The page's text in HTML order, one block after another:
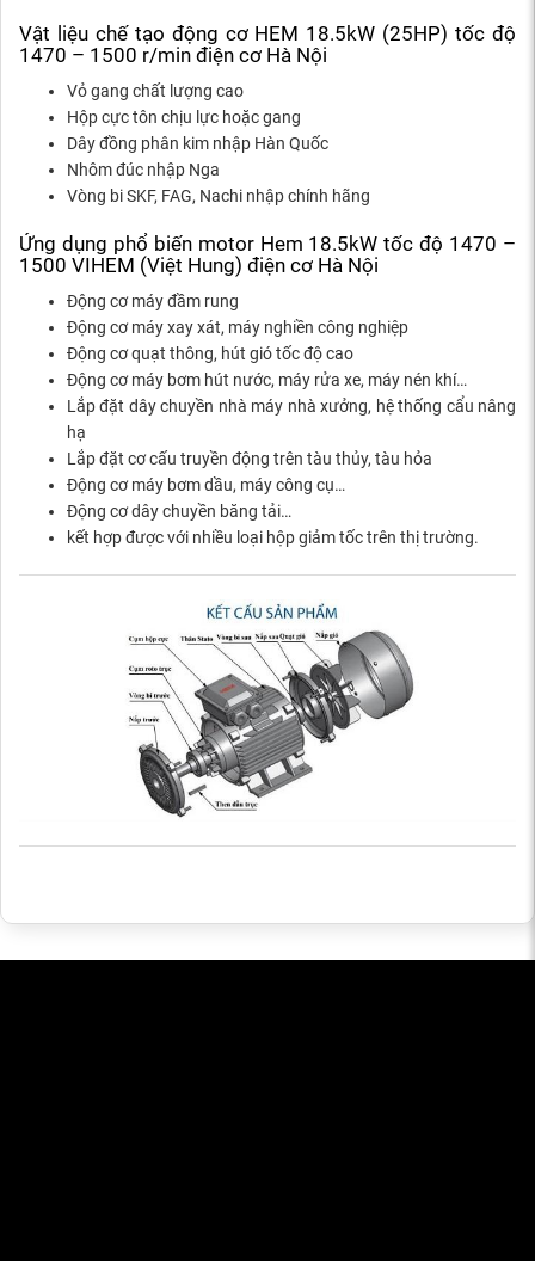
Vật liệu chế tạo động cơ HEM 18.5kW (25HP) tốc độ
1470 – 1500 r/min điện cơ Hà Nội
Vỏ gang chất lượng cao
Hộp cực tôn chịu lực hoặc gang
Dây đồng phân kim nhập Hàn Quốc
Nhôm đúc nhập Nga
Vòng bi SKF, FAG, Nachi nhập chính hãng
Ứng dụng phổ biến motor Hem 18.5kW tốc độ 1470 –
1500 VIHEM (Việt Hung) điện cơ Hà Nội
Động cơ máy đầm rung
Động cơ máy xay xát, máy nghiền công nghiệp
Động cơ quạt thông, hút gió tốc độ cao
Động cơ máy bơm hút nước, máy rửa xe, máy nén khí…
Lắp đặt dây chuyền nhà máy nhà xưởng, hệ thống cẩu nâng
hạ
Lắp đặt cơ cấu truyền động trên tàu thủy, tàu hỏa
Động cơ máy bơm dầu, máy công cụ…
Động cơ dây chuyền băng tải…
kết hợp được với nhiều loại hộp giảm tốc trên thị trường.